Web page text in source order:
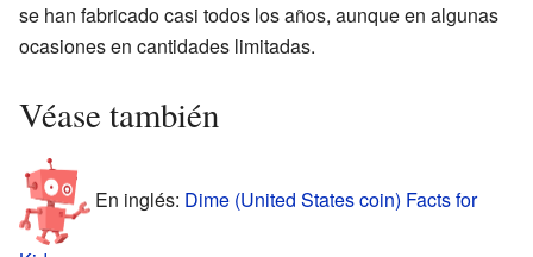
se han fabricado casi todos los años, aunque en algunas
ocasiones en cantidades limitadas.
Véase también
En inglés: Dime (United States coin) Facts for